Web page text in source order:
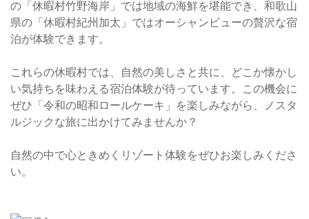
の「休暇村竹野海岸」では地域の海鮮を堪能でき、和歌山
県の「休暇村紀州加太」ではオーシャンビューの贅沢な宿
泊が体験できます。
これらの休暇村では、自然の美しさと共に、どこか懐かし
い気持ちを味わえる宿泊体験が待っています。この機会に
ぜひ「令和の昭和ロールケーキ」を楽しみながら、ノスタ
ルジックな旅に出かけてみませんか？
自然の中で心ときめくリゾート体験をぜひお楽しみくださ
い。